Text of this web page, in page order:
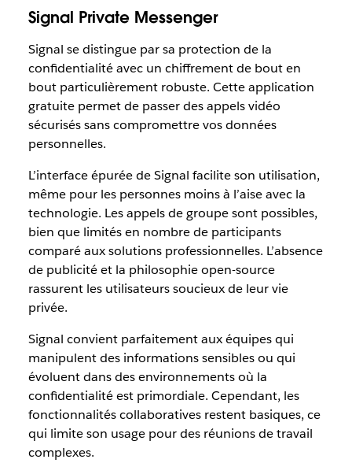
Signal Private Messenger
Signal se distingue par sa protection de la
confidentialité avec un chiffrement de bout en
bout particulièrement robuste. Cette application
gratuite permet de passer des appels vidéo
sécurisés sans compromettre vos données
personnelles.
L’interface épurée de Signal facilite son utilisation,
même pour les personnes moins à l’aise avec la
technologie. Les appels de groupe sont possibles,
bien que limités en nombre de participants
comparé aux solutions professionnelles. L’absence
de publicité et la philosophie open-source
rassurent les utilisateurs soucieux de leur vie
privée.
Signal convient parfaitement aux équipes qui
manipulent des informations sensibles ou qui
évoluent dans des environnements où la
confidentialité est primordiale. Cependant, les
fonctionnalités collaboratives restent basiques, ce
qui limite son usage pour des réunions de travail
complexes.